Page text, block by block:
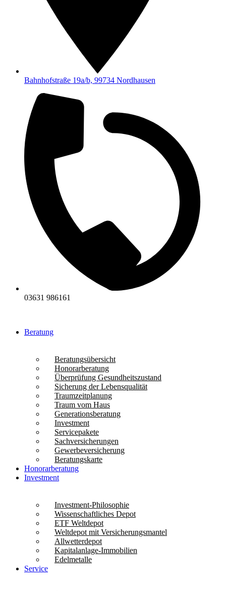
Bahnhofstraße 19a/b, 99734 Nordhausen
03631 986161
Beratung
Beratungsübersicht
Honorarberatung
Überprüfung Gesundheitszustand
Sicherung der Lebensqualität
Traumzeitplanung
Traum vom Haus
Generationsberatung
Investment
Servicepakete
Sachversicherungen
Gewerbeversicherung
Beratungskarte
Honorarberatung
Investment
Investment-Philosophie
Wissenschaftliches Depot
ETF Weltdepot
Weltdepot mit Versicherungsmantel
Allwetterdepot
Kapitalanlage-Immobilien
Edelmetalle
Service